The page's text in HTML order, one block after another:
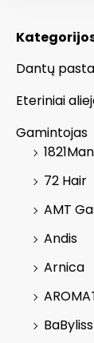
Dantų pasta
Eteriniai
Gamintojas
72 Hair
AMT
Andis
Arnica